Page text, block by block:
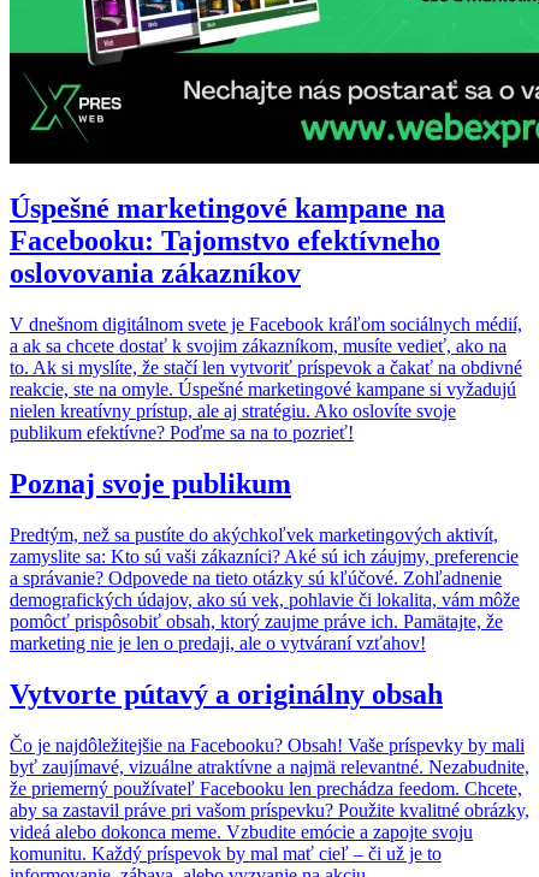
Úspešné marketingové kampane na
Facebooku: Tajomstvo efektívneho
oslovovania zákazníkov
V dnešnom digitálnom svete je Facebook kráľom sociálnych médií,
a ak sa chcete dostať k svojim zákazníkom, musíte vedieť, ako na
to. Ak si myslíte, že stačí len vytvoriť príspevok a čakať na obdivné
reakcie, ste na omyle. Úspešné marketingové kampane si vyžadujú
nielen kreatívny prístup, ale aj stratégiu. Ako oslovíte svoje
publikum efektívne? Poďme sa na to pozrieť!
Poznaj svoje publikum
Predtým, než sa pustíte do akýchkoľvek marketingových aktivít,
zamyslite sa: Kto sú vaši zákazníci? Aké sú ich záujmy, preferencie
a správanie? Odpovede na tieto otázky sú kľúčové. Zohľadnenie
demografických údajov, ako sú vek, pohlavie či lokalita, vám môže
pomôcť prispôsobiť obsah, ktorý zaujme práve ich. Pamätajte, že
marketing nie je len o predaji, ale o vytváraní vzťahov!
Vytvorte pútavý a originálny obsah
Čo je najdôležitejšie na Facebooku? Obsah! Vaše príspevky by mali
byť zaujímavé, vizuálne atraktívne a najmä relevantné. Nezabudnite,
že priemerný používateľ Facebooku len prechádza feedom. Chcete,
aby sa zastavil práve pri vašom príspevku? Použite kvalitné obrázky,
videá alebo dokonca meme. Vzbudite emócie a zapojte svoju
komunitu. Každý príspevok by mal mať cieľ – či už je to